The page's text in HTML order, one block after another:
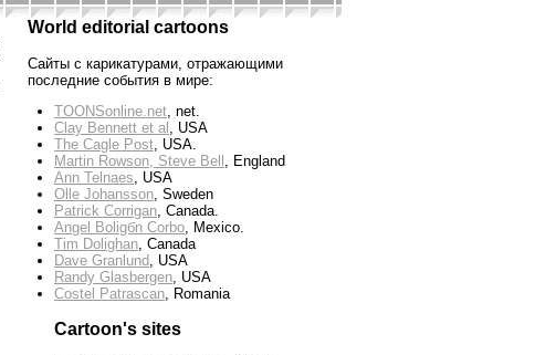
World editorial cartoons
Сайты с карикатурами, отражающими
последние события в мире:
TOONSonline.net , net.
Clay Bennett et al
, USA
The Cagle Post , USA.
Martin Rowson, Steve Bell
, England
Ann Telnaes , USA
Olle Johansson , Sweden
Patrick Corrigan , Canada.
Angel Boligбn Corbo , Mexico.
Tim Dolighan , Canada
Dave Granlund
, USA
Randy Glasbergen , USA
Costel Patrascan , Romania
Cartoon's sites